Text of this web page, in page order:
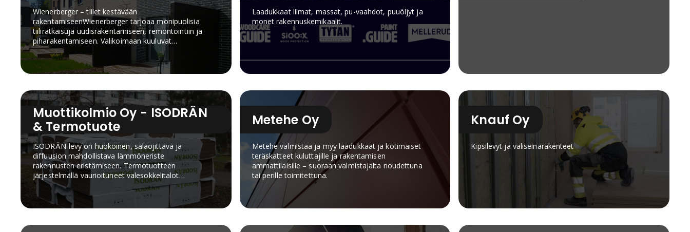
käytetään lattioissa, seinissä ja julkisivuissa, ja
Tulppa-levyt on tarkoitettu
märkätilarakentamiseen.Tälle sivulle on koottu
Rakentaja.fi Finnfoam-artikkelit, työohjeet ja
tehokkaaseen käyttöön. Yrityksen ratkaisut on
kuin loppukäyttäjän arkea, ja ne täyttävät
Wienerberger – tiilet kestävään
rakentamiseenWienerberger tarjoaa monipuolisia
tiiliratkaisuja uudisrakentamiseen, remontointiin ja
piharakentamiseen. Valikoimaan kuuluvat
julkisivutiilet, tiililaatat, keraamiset kattotiilet,
pihatiilet, sisustustiilet sekä Poroton-kennoharkot
talon runkorakentamiseen.Wienerbergerin
syntyvät Korian tiilitehtaalla kotimaisista raaka-
aineista. Laajasta väri-, pinta- ja kokovalikoimasta
löytyy vaihtoehtoja niin omakotitalojen kuin
suurempien rakennuskohteiden yksilöllisiin
tiilijulkisivuihin.Tiili on pitkäikäinen, vähän huoltoa
vaativa ja kierrätettävä rakennusmateriaali.
Tutustu Wienerbergerin tuotteisiin,
tiilirakentamisen ratkaisuihin, asennusohjeisiin ja
Rakentaja.fissä julkaistuihin artikkeleihin alta.
Laadukkaat liimat, massat, pu-vaahdot, puuöljyt ja
monet rakennuskemikaalit.
Muottikolmio Oy - ISODRÄN
& Termotuote
ISODRÄN-levy on huokoinen, salaojittava ja
diffuusion mahdollistava lämmöneriste
rakennusten eristämiseen. Termotuotteen
järjestelmällä vaurioituneet valesokkelitalot
korjataan helposti ja nopeasti.
Metehe Oy
Metehe valmistaa ja myy laadukkaat ja kotimaiset
teräskatteet kuluttajille ja rakentamisen
ammattilaisille – suoraan valmistajalta noudettuna
tai perille toimitettuna.
Knauf Oy
Kipsilevyt ja väliseinärakenteet